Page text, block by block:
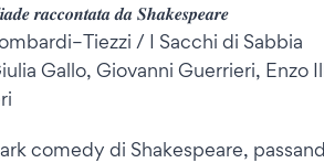
𝒓𝒂𝒄𝒄𝒐𝒏𝒕𝒂𝒕𝒂 𝒅𝒂 𝑺𝒉𝒂𝒌𝒆𝒔𝒑𝒆𝒂𝒓𝒆
/ I Sacchi di Sabbia
Gallo, Giovanni Guerrieri, Enzo
comedy di Shakespeare,